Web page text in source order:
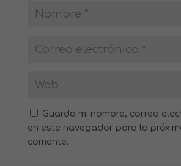
Guarda mi nombre, correo
en este navegador para la
comente.